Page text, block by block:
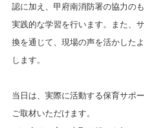
認に加え、甲府南消防署の協力の
実践的な学習を行います。また、
換を通じて、現場の声を活かした
します。
当日は、実際に活動する保育サポ
ご取材いただけます。